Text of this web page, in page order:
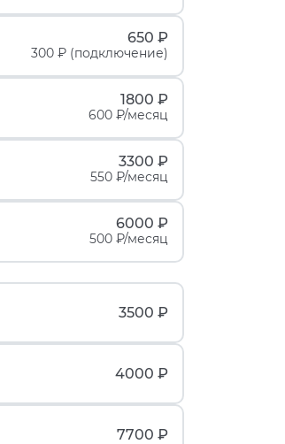
650 ₽
300 ₽ (подключение)
1800 ₽
600 ₽/месяц
3300 ₽
550 ₽/месяц
6000 ₽
500 ₽/месяц
3500 ₽
4000 ₽
7700 ₽